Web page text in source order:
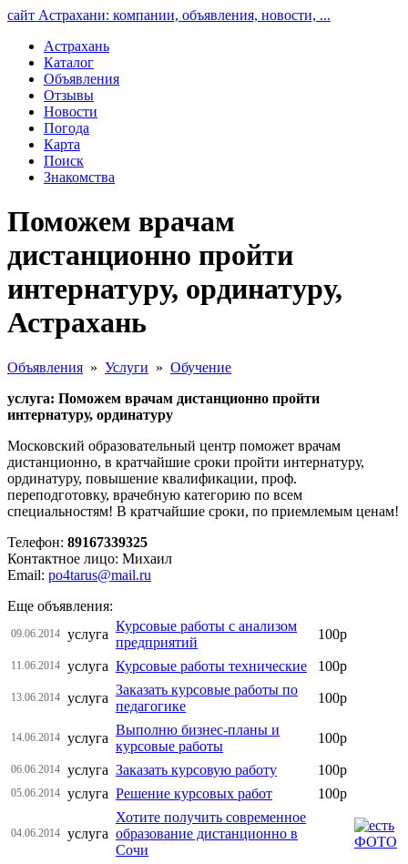
сайт Астрахани: компании, объявления, новости, ...
Астрахань
Каталог
Объявления
Отзывы
Новости
Погода
Карта
Поиск
Знакомства
Поможем врачам
дистанционно пройти
интернатуру, ординатуру,
Астрахань
Объявления » Услуги » Обучение
услуга: Поможем врачам дистанционно пройти
интернатуру, ординатуру
Московский образовательный центр поможет врачам
дистанционно, в кратчайшие сроки пройти интернатуру,
ординатуру, повышение квалификации, проф.
переподготовку, врачебную категорию по всем
специальностям! В кратчайшие сроки, по приемлемым ценам!
Телефон: 89167339325
Контактное лицо: Михаил
Email: po4tarus@mail.ru
Еще объявления:
09.06.2014 услуга
Курсовые работы с анализом
предприятий
100р
11.06.2014 услуга Курсовые работы технические 100р
13.06.2014 услуга
Заказать курсовые работы по
педагогике
100р
14.06.2014 услуга
Выполню бизнес-планы и
курсовые работы
100р
06.06.2014 услуга Заказать курсовую работу 100р
05.06.2014 услуга Решение курсовых работ 100р
04.06.2014 услуга
Хотите получить современное
образование дистанционно в
Сочи